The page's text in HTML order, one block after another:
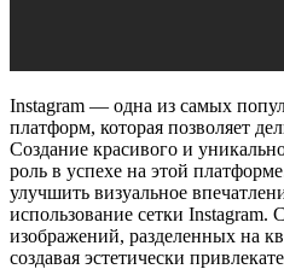
Instagram — одна из самых
платформ, которая позволяет
Создание красивого и
роль в успехе на этой
улучшить визуальное
использование сетки Instagram.
изображений, разделенных на
создавая эстетически